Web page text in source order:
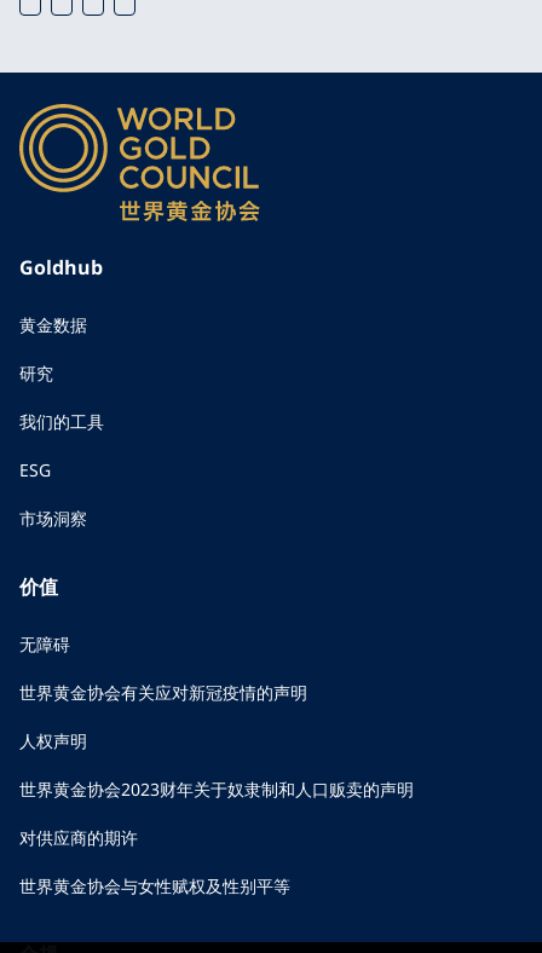
Goldhub
黄金数据
研究
我们的工具
ESG
市场洞察
价值
无障碍
世界黄金协会有关应对新冠疫情的声明
人权声明
世界黄金协会2023财年关于奴隶制和人口贩卖的声明
对供应商的期许
世界黄金协会与女性赋权及性别平等